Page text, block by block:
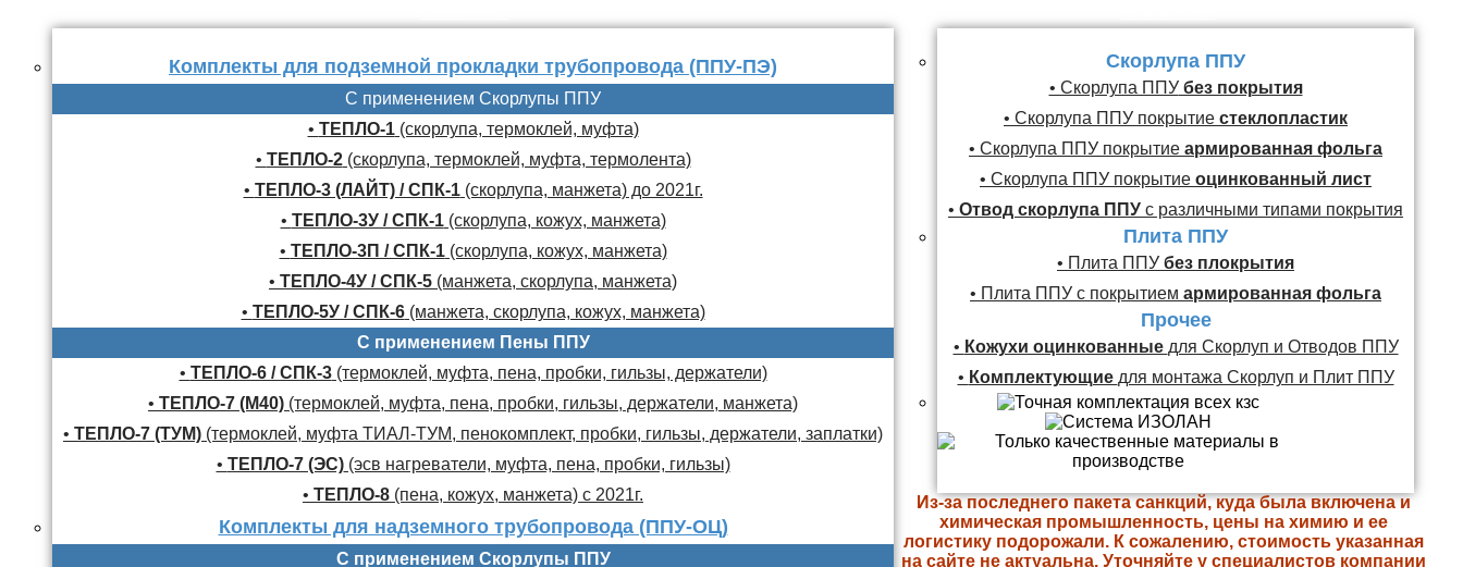
Комплекты для подземной прокладки трубопровода (ППУ-ПЭ)
С применением Скорлупы ППУ
• ТЕПЛО-1(скорлупа, термоклей, муфта)
• ТЕПЛО-2(скорлупа, термоклей, муфта, термолента)
• ТЕПЛО-3 (ЛАЙТ) / СПК-1(скорлупа, манжета) до 2021г.
• ТЕПЛО-3У / СПК-1(скорлупа, кожух, манжета)
• ТЕПЛО-3П / СПК-1(скорлупа, кожух, манжета)
• ТЕПЛО-4У / СПК-5 (манжета, скорлупа, манжета)
• ТЕПЛО-5У / СПК-6(манжета, скорлупа, кожух, манжета)
С применением Пены ППУ
• ТЕПЛО-6 / СПК-3(термоклей, муфта, пена, пробки, гильзы, держатели)
• ТЕПЛО-7 (М40) (термоклей, муфта, пена, пробки, гильзы, держатели, манжета)
• ТЕПЛО-7 (ТУМ) (термоклей, муфта ТИАЛ-ТУМ, пенокомплект, пробки, гильзы, держатели, заплатки)
• ТЕПЛО-7 (ЭС)(эсв нагреватели, муфта, пена, пробки, гильзы)
• ТЕПЛО-8 (пена, кожух, манжета) с 2021г.
Комплекты для надземного трубопровода (ППУ-ОЦ)
С применением Скорлупы ППУ
Скорлупа ППУ
• Скорлупа ППУбез покрытия
• Скорлупа ППУ покрытие стеклопластик
• Скорлупа ППУ покрытие армированная фольга
• Скорлупа ППУ покрытие оцинкованный лист
• Отвод скорлупа ППУ с различными типами покрытия
Плита ППУ
• Плита ППУ без плокрытия
• Плита ППУ с покрытием армированная фольга
Прочее
• Кожухи оцинкованные для Скорлуп и Отводов ППУ
• Комплектующие для монтажа Скорлуп и Плит ППУ
Из-за последнего пакета санкций, куда была включена и
химическая промышленность, цены на химию и ее
логистику подорожали. К сожалению, стоимость указанная
на сайте не актуальна. Уточняйте у специалистов компании